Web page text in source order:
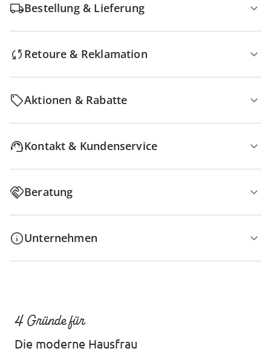
Bestellung & Lieferung
Retoure & Reklamation
Aktionen & Rabatte
Kontakt & Kundenservice
Beratung
Unternehmen
4 Gründe für
Die moderne Hausfrau